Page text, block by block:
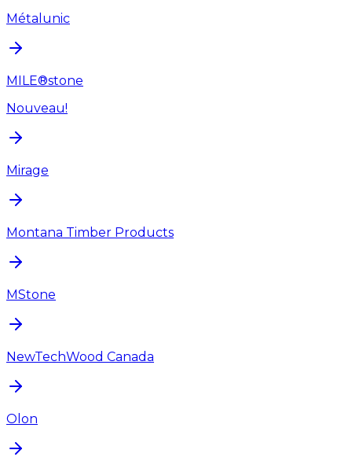
Métalunic
MILE®stone
Nouveau!
Mirage
Montana Timber Products
MStone
NewTechWood Canada
Olon